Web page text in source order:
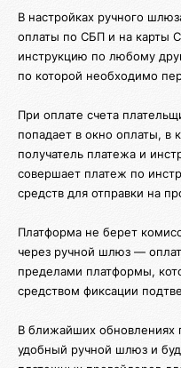
В настройках ручного
оплаты по СБП и на карты
инструкцию по любому
по которой необходимо
При оплате счета
попадает в окно оплаты, в
получатель платежа и
совершает платеж по
средств для отправки на
Платформа не берет
через ручной шлюз —
пределами платформы,
средством фиксации
В ближайших обновлениях
удобный ручной шлюз и